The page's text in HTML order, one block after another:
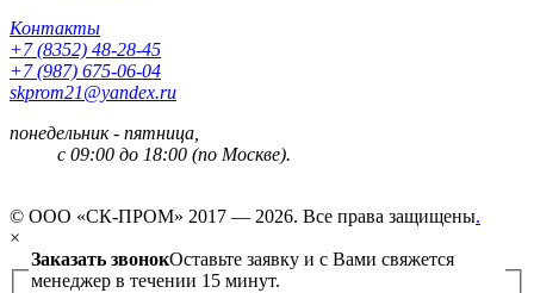
Контакты
+7 (8352) 48-28-45
+7 (987) 675-06-04
skprom21@yandex.ru
понедельник - пятница,
с 09:00 до 18:00 (по Москве).
© ООО «СК-ПРОМ» 2017 — 2026. Все права защищены.
×
Заказать звонокОставьте заявку и с Вами свяжется
менеджер в течении 15 минут.